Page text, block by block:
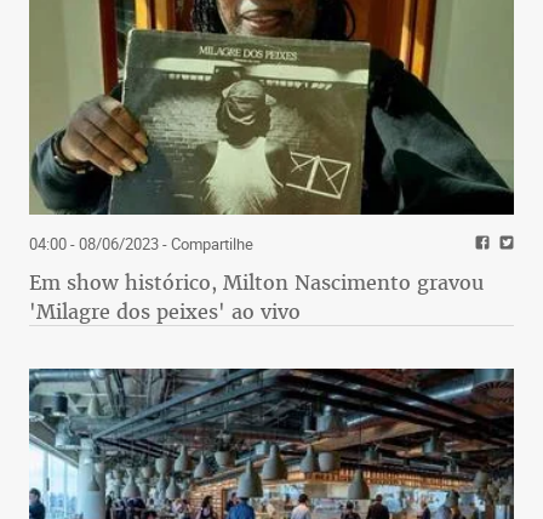
04:00 - 08/06/2023- Compartilhe
Em show histórico, Milton Nascimento gravou
'Milagre dos peixes' ao vivo